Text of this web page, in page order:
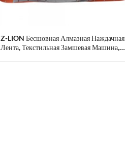
Z-LION Бесшовная Алмазная Наждачная
Лента, Текстильная Замшевая Машина,